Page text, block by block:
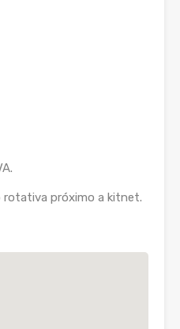
rotativa próximo a kitnet.